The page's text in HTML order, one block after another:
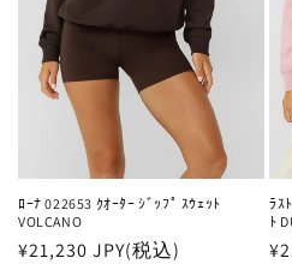
ﾛｰﾅ 022653 ｸｵｰﾀｰ ｼﾞｯﾌﾟ ｽｳｪｯﾄ
VOLCANO
通
¥21,230 JPY(税込)
ﾗｽ
ﾄ
通